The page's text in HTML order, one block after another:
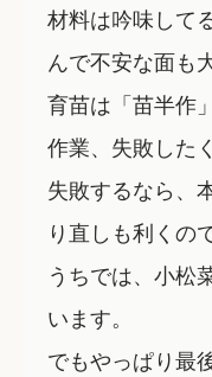
材料は吟味して
んで不安な面も
育苗は「苗半作
作業、失敗した
失敗するなら、
り直しも利くの
うちでは、小松
います。
でもやっぱり最